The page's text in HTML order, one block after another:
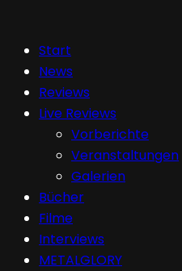
Start
News
Reviews
Live Reviews
Vorberichte
Veranstaltungen
Galerien
Bücher
Filme
Interviews
METALGLORY